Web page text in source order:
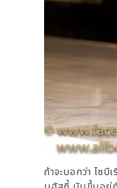
ถ้าจะบอกว่า ไซ